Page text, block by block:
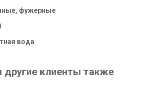
фужерные
вода
другие клиенты также